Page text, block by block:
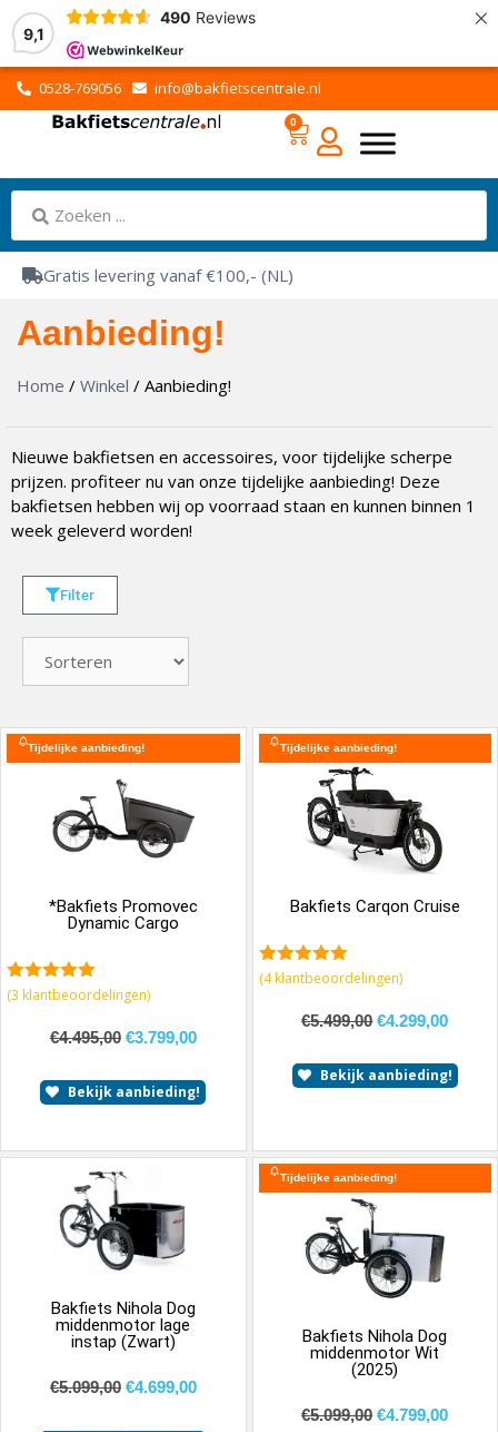
9,1
490 Reviews ×
0528-769056 info@bakfietscentrale.nl
0
Gratis levering vanaf €100,- (NL)
Aanbieding!
Home / Winkel / Aanbieding!
Nieuwe bakfietsen en accessoires, voor tijdelijke scherpe
prijzen. profiteer nu van onze tijdelijke aanbieding! Deze
bakfietsen hebben wij op voorraad staan en kunnen binnen 1
week geleverd worden!
Filter
Tijdelijke aanbieding!
*Bakfiets Promovec
Dynamic Cargo
5.00van 5
(3 klantbeoordelingen)
€4.495,00 €3.799,00
Bekijk aanbieding!
Tijdelijke aanbieding!
Bakfiets Carqon Cruise
5.00van 5
(4klantbeoordelingen)
€5.499,00 €4.299,00
Bekijk aanbieding!
Bakfiets Nihola Dog
middenmotor lage
instap (Zwart)
€5.099,00 €4.699,00
Tijdelijke aanbieding!
Bakfiets Nihola Dog
middenmotor Wit
(2025)
€5.099,00 €4.799,00